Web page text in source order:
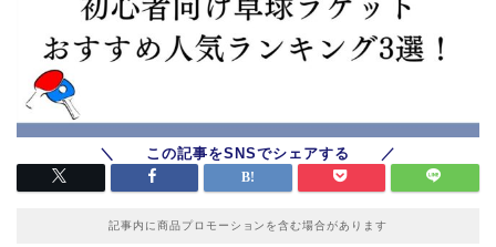
記事内に商品プロモーションを含む場合があります